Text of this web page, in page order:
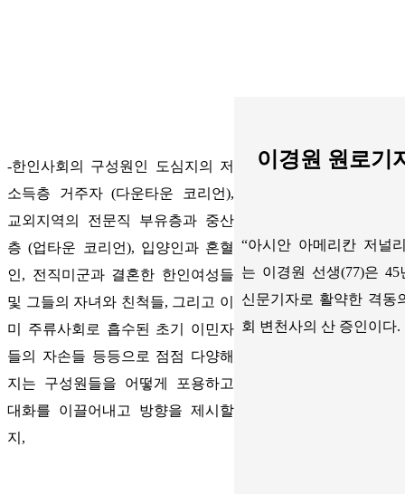
이경원 원로기
“아시안 아메리칸 저널
는 이경원 선생(77)은
신문기자로 활약한 격동
회 변천사의 산 증인이다.
-한인사회의 구성원인 도심지의 저
소득층 거주자 (다운타운 코리언),
교외지역의 전문직 부유층과 중산
층 (업타운 코리언), 입양인과 혼혈
인, 전직미군과 결혼한 한인여성들
및 그들의 자녀와 친척들, 그리고 이
미 주류사회로 흡수된 초기 이민자
들의 자손들 등등으로 점점 다양해
지는 구성원들을 어떻게 포용하고
대화를 이끌어내고 방향을 제시할
지,